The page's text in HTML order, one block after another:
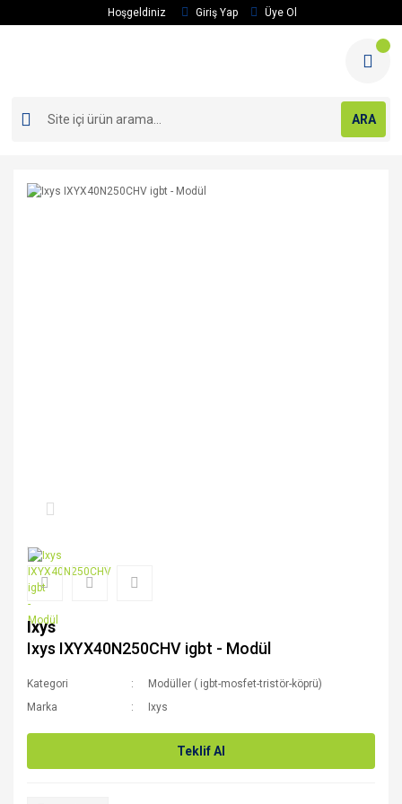
Hoşgeldiniz Giriş Yap Üye Ol
ARA
Ixys
Ixys IXYX40N250CHV igbt - Modül
Kategori
Modüller ( igbt-mosfet-tristör-köprü)
Marka
Ixys
Teklif Al